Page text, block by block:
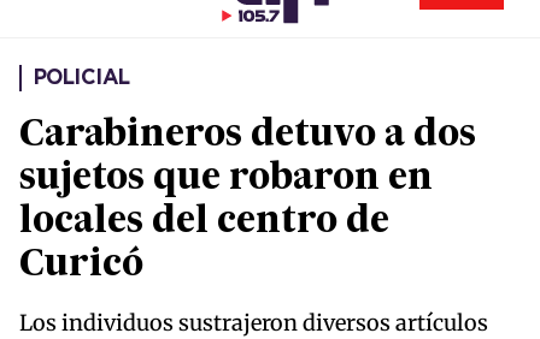
POLICIAL
Carabineros detuvo a dos
sujetos que robaron en
locales del centro de
Curicó
Los individuos sustrajeron diversos artículos